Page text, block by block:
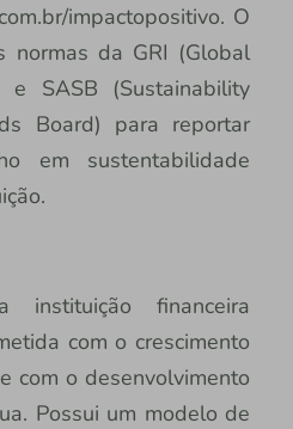
impactopositivo. O
normas da GRI (Global
e SASB (Sustainability
Board) para reportar
em sustentabilidade
financeira
com o crescimento
com o desenvolvimento
Possui um modelo de